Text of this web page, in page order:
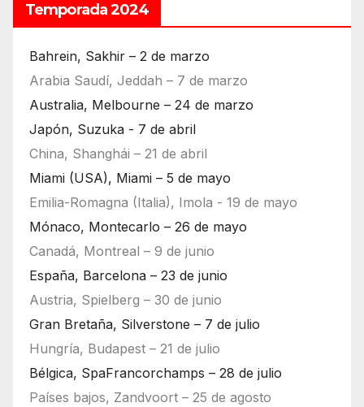
Temporada 2024
Bahrein, Sakhir – 2 de marzo
Arabia Saudí, Jeddah – 7 de marzo
Australia, Melbourne – 24 de marzo
Japón, Suzuka - 7 de abril
China, Shanghái – 21 de abril
Miami (USA), Miami – 5 de mayo
Emilia-Romagna (Italia), Imola - 19 de mayo
Mónaco, Montecarlo – 26 de mayo
Canadá, Montreal – 9 de junio
España, Barcelona – 23 de junio
Austria, Spielberg – 30 de junio
Gran Bretaña, Silverstone – 7 de julio
Hungría, Budapest – 21 de julio
Bélgica, SpaFrancorchamps – 28 de julio
Países bajos, Zandvoort – 25 de agosto